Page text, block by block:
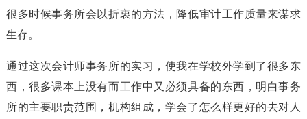
很多时候事务所会以折衷的方法，降低审计工作质量来谋求
生存。
通过这次会计师事务所的实习，使我在学校外学到了很多东
西，很多课本上没有而工作中又必须具备的东西，明白事务
所的主要职责范围，机构组成，学会了怎么样更好的去对人